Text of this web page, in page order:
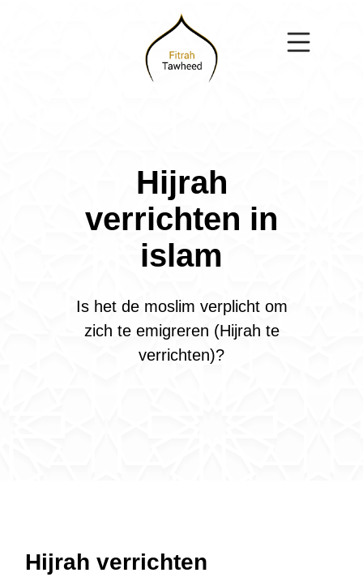
Hijrah
verrichten in
islam
Is het de moslim verplicht om
zich te emigreren (Hijrah te
verrichten)?
Hijrah verrichten